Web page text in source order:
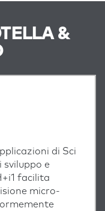
&
di Sci
sviluppo e
facilita
micro-